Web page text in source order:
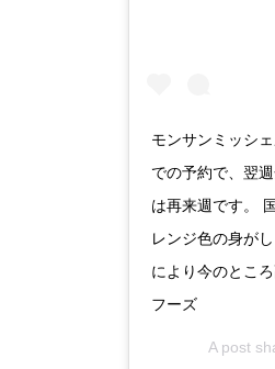
モンサンミッシ
での予約で、翌
は再来週です。
レンジ色の身が
により今のとこ
フーズ
A post